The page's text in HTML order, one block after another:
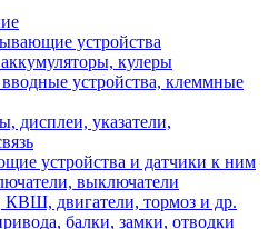
устройства
кулеры
устройства, клеммные
дисплеи, указатели,
устройства и датчики к ним
выключатели
КВШ, двигатели, тормоз и др.
балки, замки, отводки